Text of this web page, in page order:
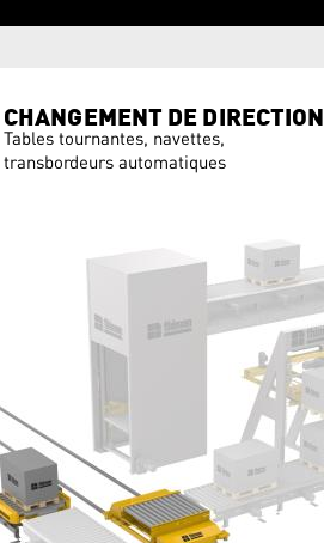
CHANGEMENT DE DIRECTION
Tables tournantes, navettes,
transbordeurs automatiques